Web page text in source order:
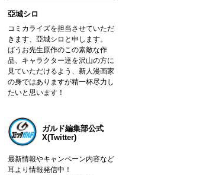
亞城シロ
コミカライズを担当させていただ
きます、亞城シロと申します。
ばうお先生原作のこの素敵な作
品、キャラクター達を沢山の方に
見ていただけるよう、新人漫画家
の身ではありますが精一杯尽力し
たいと思います！
ガルド編集部公式
X(Twitter)
最新情報やキャンペーン内容など
耳より情報発信中！